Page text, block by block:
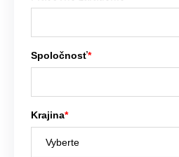
Spoločnosť*
Krajina*